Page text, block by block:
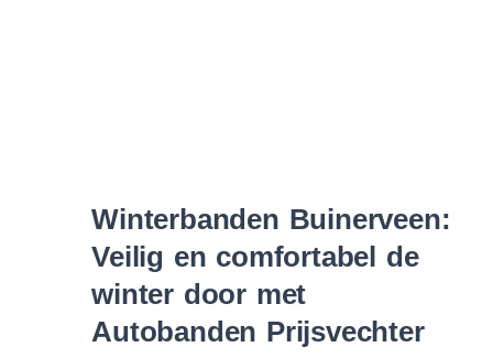
Winterbanden Buinerveen:
Veilig en comfortabel de
winter door met
Autobanden Prijsvechter